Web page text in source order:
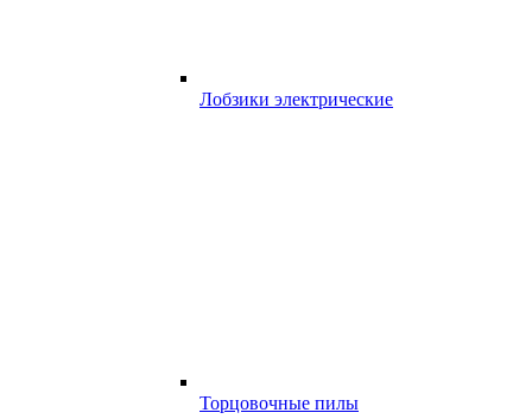
Лобзики электрические
Торцовочные пилы